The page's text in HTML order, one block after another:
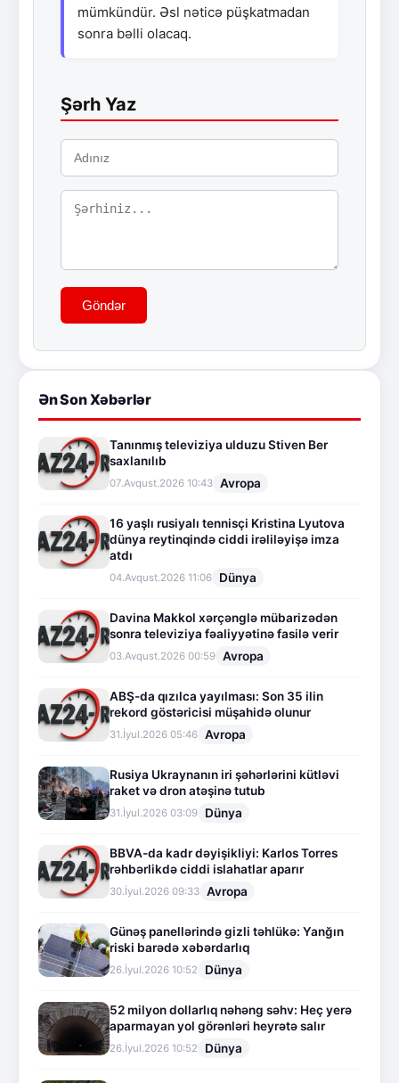
mümkündür. Əsl nəticə püşkatmadan
sonra bəlli olacaq.
Şərh Yaz
Göndər
Ən Son Xəbərlər
Tanınmış televiziya ulduzu Stiven Ber
saxlanılıb
07.Avqust.2026 10:43 Avropa
16 yaşlı rusiyalı tennisçi Kristina Lyutova
dünya reytinqində ciddi irəliləyişə imza
atdı
04.Avqust.2026 11:06 Dünya
Davina Makkol xərçənglə mübarizədən
sonra televiziya fəaliyyətinə fasilə verir
03.Avqust.2026 00:59 Avropa
ABŞ-da qızılca yayılması: Son 35 ilin
rekord göstəricisi müşahidə olunur
31.İyul.2026 05:46 Avropa
Rusiya Ukraynanın iri şəhərlərini kütləvi
raket və dron atəşinə tutub
31.İyul.2026 03:09 Dünya
BBVA-da kadr dəyişikliyi: Karlos Torres
rəhbərlikdə ciddi islahatlar aparır
30.İyul.2026 09:33 Avropa
Günəş panellərində gizli təhlükə: Yanğın
riski barədə xəbərdarlıq
26.İyul.2026 10:52 Dünya
52 milyon dollarlıq nəhəng səhv: Heç yerə
aparmayan yol görənləri heyrətə salır
26.İyul.2026 10:52 Dünya